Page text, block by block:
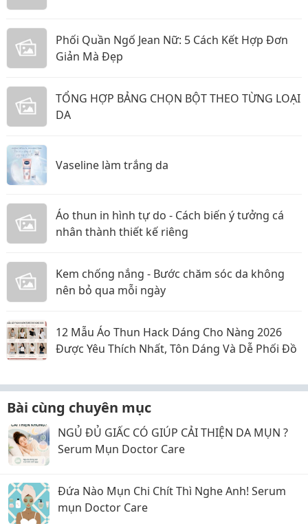
Phối Quần Ngố Jean Nữ: 5 Cách Kết Hợp Đơn
Giản Mà Đẹp
TỔNG HỢP BẢNG CHỌN BỘT THEO TỪNG LOẠI
DA
Vaseline làm trắng da
Áo thun in hình tự do - Cách biến ý tưởng cá
nhân thành thiết kế riêng
Kem chống nắng - Bước chăm sóc da không
nên bỏ qua mỗi ngày
12 Mẫu Áo Thun Hack Dáng Cho Nàng 2026
Được Yêu Thích Nhất, Tôn Dáng Và Dễ Phối Đồ
Bài cùng chuyên mục
NGỦ ĐỦ GIẤC CÓ GIÚP CẢI THIỆN DA MỤN ?
Serum Mụn Doctor Care
Đứa Nào Mụn Chi Chít Thì Nghe Anh! Serum
mụn Doctor Care